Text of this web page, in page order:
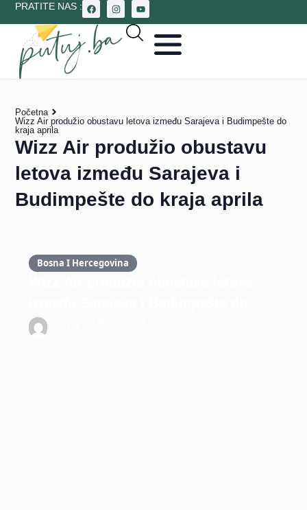
PRATITE NAS :
Početna
Wizz Air produžio obustavu letova između Sarajeva i Budimpešte do
kraja aprila
Wizz Air produžio obustavu
letova između Sarajeva i
Budimpešte do kraja aprila
Bosna I Hercegovina
kraja aprila